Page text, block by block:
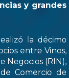
y grandes
la décimo
entre Vinos,
Negocios (RIN),
Comercio de